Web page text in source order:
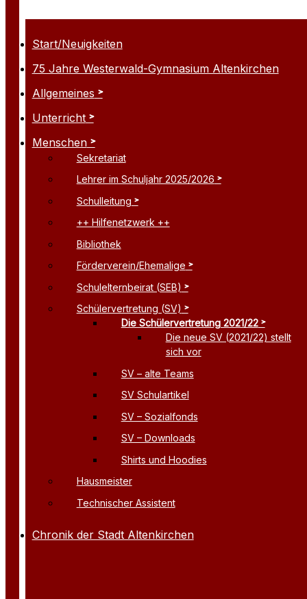
Start/Neuigkeiten
75 Jahre Westerwald-Gymnasium Altenkirchen
Allgemeines
Unterricht
Menschen
Sekretariat
Lehrer im Schuljahr 2025/2026
Schulleitung
++ Hilfenetzwerk ++
Bibliothek
Förderverein/Ehemalige
Schulelternbeirat (SEB)
Schülervertretung (SV)
Die Schülervertretung 2021/22
Die neue SV (2021/22) stellt
sich vor
SV – alte Teams
SV Schulartikel
SV – Sozialfonds
SV – Downloads
Shirts und Hoodies
Hausmeister
Technischer Assistent
Chronik der Stadt Altenkirchen